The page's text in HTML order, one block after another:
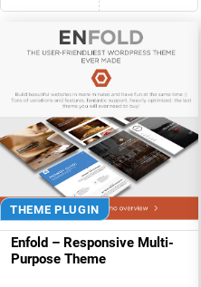
THEME PLUGIN
Enfold – Responsive Multi-
Purpose Theme